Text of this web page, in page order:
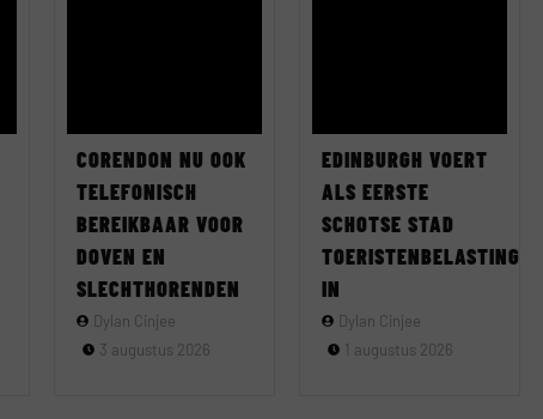
CORENDON NU OOK
TELEFONISCH
BEREIKBAAR VOOR
DOVEN EN
SLECHTHORENDEN
Dylan Cinjee
3 augustus 2026
EDINBURGH VOERT
ALS EERSTE
SCHOTSE STAD
TOERISTENBELASTING
IN
Dylan Cinjee
1 augustus 2026